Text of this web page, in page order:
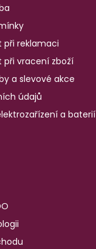
při reklamaci
při vracení zboží
a slevové akce
údajů
a baterií